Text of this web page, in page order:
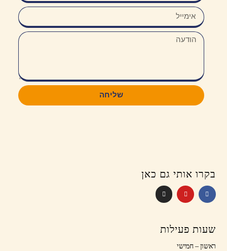
שליחה
בקרו אותי גם כאן
שעות פעילות
ראשון – חמישי